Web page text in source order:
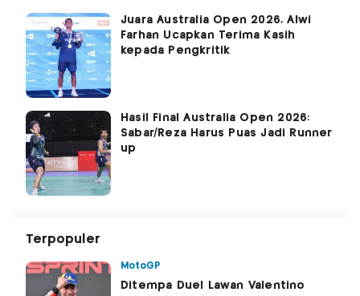
Juara Australia Open 2026, Alwi
Farhan Ucapkan Terima Kasih
kepada Pengkritik
Hasil Final Australia Open 2026:
Sabar/Reza Harus Puas Jadi Runner
up
Terpopuler
MotoGP
Ditempa Duel Lawan Valentino